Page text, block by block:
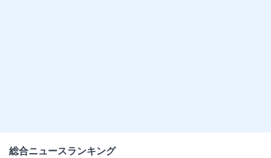
総合ニュースランキング